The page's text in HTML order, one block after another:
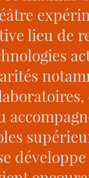
lieu de